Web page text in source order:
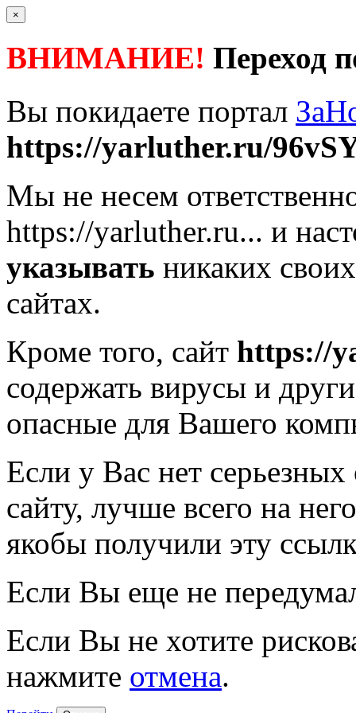
×
ВНИМАНИЕ! Переход
Вы покидаете портал
https://yarluther.ru/
Мы не несем
https://yarluther.ru... и
указывать никаких
сайтах.
Кроме того, сайт https://
содержать вирусы и
опасные для Вашего
Если у Вас нет
сайту, лучше всего на
якобы получили эту
Если Вы еще не
Если Вы не хотите
нажмите отмена.